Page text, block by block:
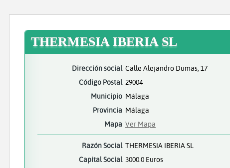
THERMESIA IBERIA SL
Dirección social Calle Alejandro Dumas, 17
Código Postal 29004
Municipio Málaga
Provincia Málaga
Mapa Ver Mapa
Razón Social THERMESIA IBERIA SL
Capital Social 3000.0 Euros